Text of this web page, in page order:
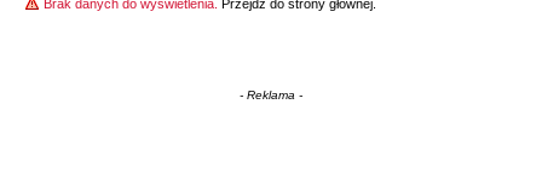
Brak danych do wyświetlenia. Przejdź do strony głównej.
- Reklama -